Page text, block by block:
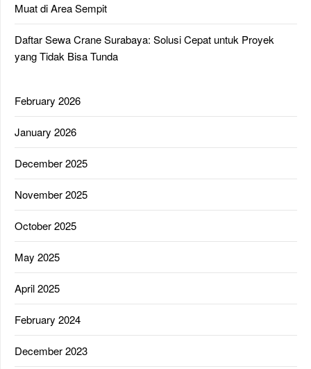
Muat di Area Sempit
Daftar Sewa Crane Surabaya: Solusi Cepat untuk Proyek
yang Tidak Bisa Tunda
February 2026
January 2026
December 2025
November 2025
October 2025
May 2025
April 2025
February 2024
December 2023